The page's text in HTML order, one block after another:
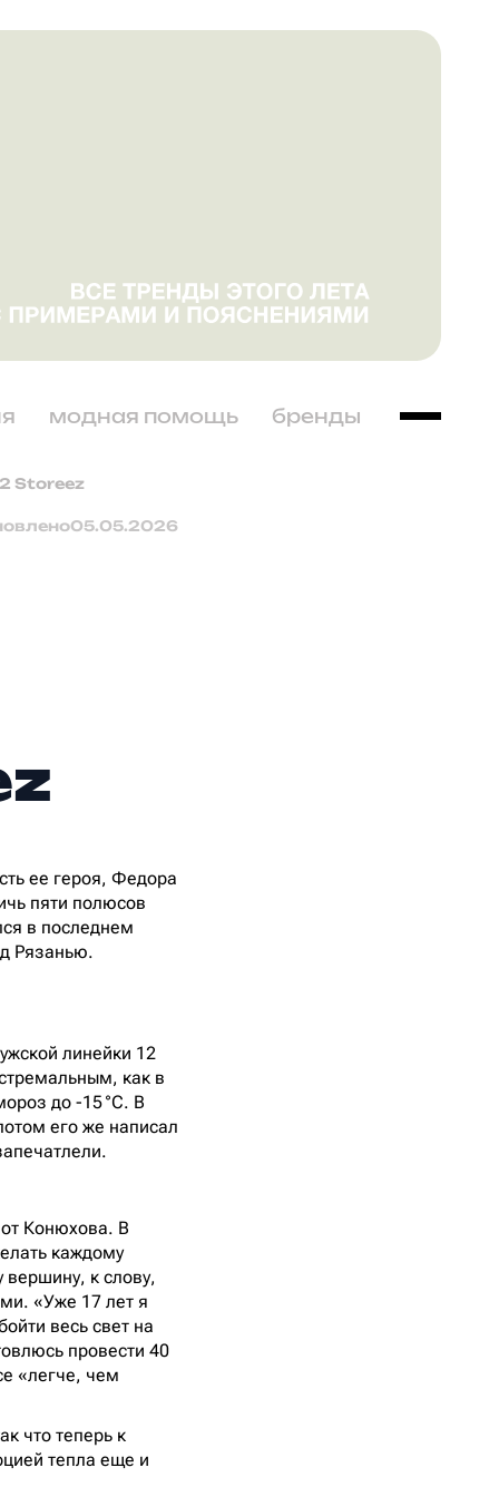
модная помощь бренды
Storeez
05.05.2026
ее героя, Федора
пяти полюсов
в последнем
Рязанью.
линейки 12
как в
до -15 °C. В
его же написал
Конюхова. В
каждому
вершину, к слову,
«Уже 17 лет я
весь свет на
провести 40
«легче, чем
что теперь к
тепла еще и